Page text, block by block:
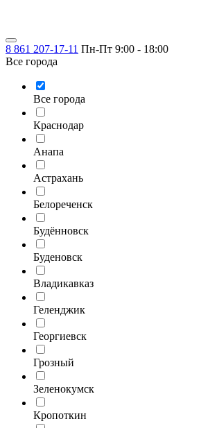
8 861 207-17-11 Пн-Пт 9:00 - 18:00
Все города
Все города
Краснодар
Анапа
Астрахань
Белореченск
Будённовск
Буденовск
Владикавказ
Геленджик
Георгиевск
Грозный
Зеленокумск
Кропоткин